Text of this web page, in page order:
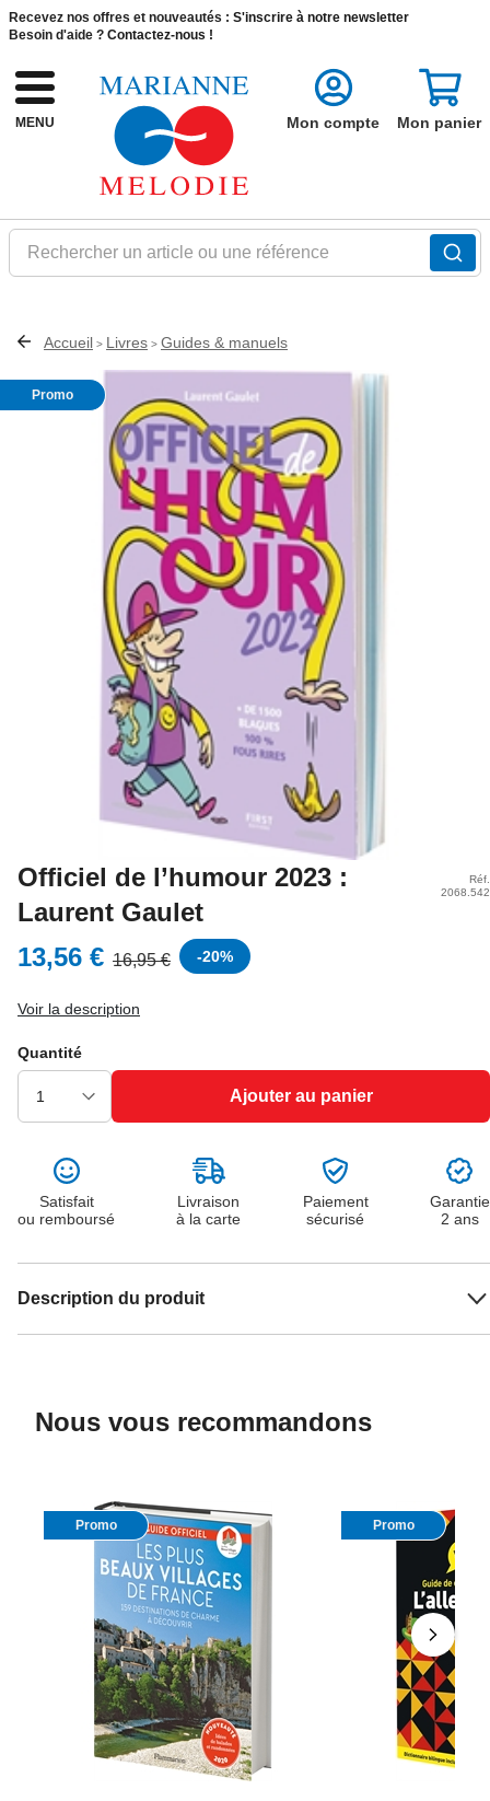
Recevez nos offres et nouveautés : S'inscrire à notre newsletter
Besoin d'aide ? Contactez-nous !
MENU
Rechercher un article ou une référence
Mon compte Mon panier
Accueil > Livres > Guides & manuels
Promo
Officiel de l’humour 2023 :
Laurent Gaulet
Réf.
2068.542
13,56 € 16,95 € -20%
Voir la description
Quantité
Ajouter au panier
Satisfait
ou remboursé
Livraison
à la carte
Paiement
sécurisé
Garantie
2 ans
Description du produit
Nous vous recommandons
Promo Promo